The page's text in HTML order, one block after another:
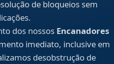
de bloqueios sem
dos nossos Encanadores
imediato, inclusive em
desobstrução de